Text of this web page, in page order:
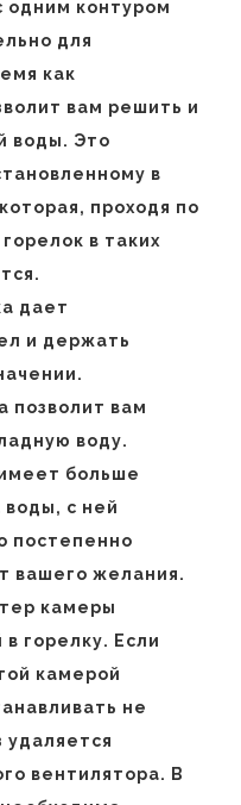
одним контуром
для
как
вам решить и
воды. Это
в
проходя по
в таких
дает
и держать
позволит вам
воду.
больше
воды, с ней
постепенно
вашего желания.
камеры
горелку. Если
камерой
не
удаляется
вентилятора. В